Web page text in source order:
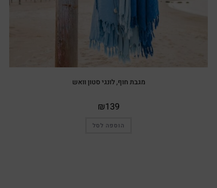
מגבת חוף, לונגי סטון וואש
₪139
הוספה לסל